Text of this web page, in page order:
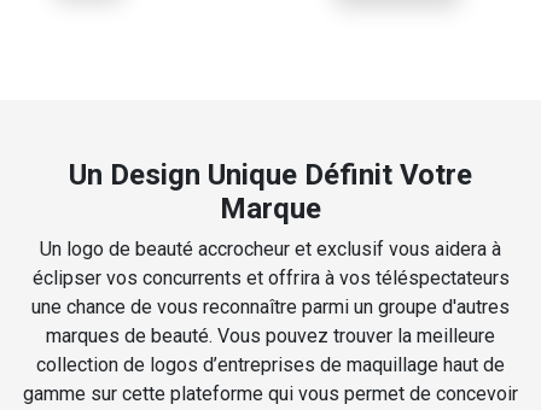
Un Design Unique Définit Votre
Marque
Un logo de beauté accrocheur et exclusif vous aidera à
éclipser vos concurrents et offrira à vos téléspectateurs
une chance de vous reconnaître parmi un groupe d'autres
marques de beauté. Vous pouvez trouver la meilleure
collection de logos d’entreprises de maquillage haut de
gamme sur cette plateforme qui vous permet de concevoir